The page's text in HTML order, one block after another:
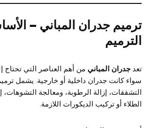
ترميم جدران المباني –
الترميم
تعد جدران المباني من أهم العناصر التي تحتاج
سواء كانت جدران داخلية أو خارجية. يشمل
التشققات، إزالة الرطوبة، ومعالجة التشوهات،
الطلاء أو تركيب الديكورات اللازمة.